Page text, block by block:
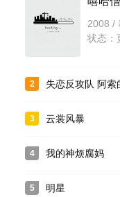
2008 /
状态：
2 失恋反攻队 阿索
3 云裳风暴
4 我的神烦腐妈
5 明星